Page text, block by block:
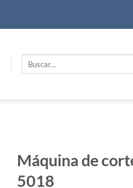
Buscar
Máquina de
5018